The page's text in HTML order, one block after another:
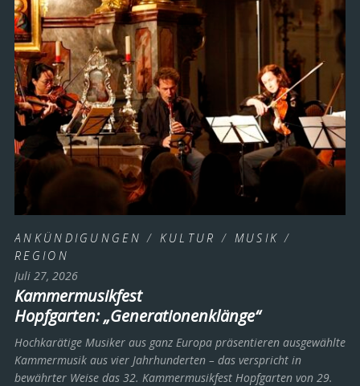
ANKÜNDIGUNGEN / KULTUR / MUSIK /
REGION
Juli 27, 2026
Kammermusikfest
Hopfgarten: „Generationenklänge“
Hochkarätige Musiker aus ganz Europa präsentieren ausgewählte
Kammermusik aus vier Jahrhunderten – das verspricht in
bewährter Weise das 32. Kammermusikfest Hopfgarten von 29.